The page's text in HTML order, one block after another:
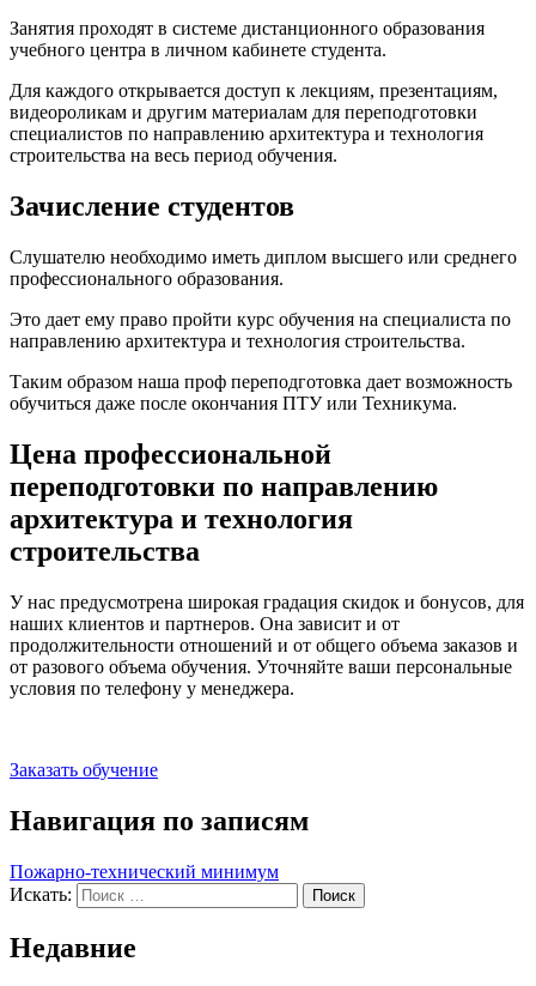
Занятия проходят в системе дистанционного образования
учебного центра в личном кабинете студента.
Для каждого открывается доступ к лекциям, презентациям,
видеороликам и другим материалам для переподготовки
специалистов по направлению архитектура и технология
строительства на весь период обучения.
Зачисление студентов
Слушателю необходимо иметь диплом высшего или среднего
профессионального образования.
Это дает ему право пройти курс обучения на специалиста по
направлению архитектура и технология строительства.
Таким образом наша проф переподготовка дает возможность
обучиться даже после окончания ПТУ или Техникума.
Цена профессиональной
переподготовки по направлению
архитектура и технология
строительства
У нас предусмотрена широкая градация скидок и бонусов, для
наших клиентов и партнеров. Она зависит и от
продолжительности отношений и от общего объема заказов и
от разового объема обучения. Уточняйте ваши персональные
условия по телефону у менеджера.
Заказать обучение
Навигация по записям
Пожарно-технический минимум
Искать:
Поиск
Недавние